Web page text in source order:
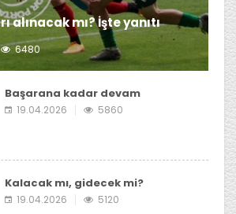
alınacak mı? İşte yanıtı
6480
Emin Eltuğral'ın kongre kararı
Başarana kadar devam
19.04.2026 5860
Kalacak mı, gidecek mi?
19.04.2026 5120